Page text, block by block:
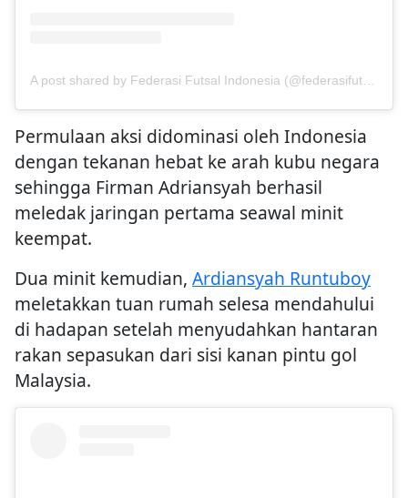
A post shared by Federasi Futsal Indonesia (@federasifutsal_id)
Permulaan aksi didominasi oleh Indonesia
dengan tekanan hebat ke arah kubu negara
sehingga Firman Adriansyah berhasil
meledak jaringan pertama seawal minit
keempat.
Dua minit kemudian, Ardiansyah Runtuboy
meletakkan tuan rumah selesa mendahului
di hadapan setelah menyudahkan hantaran
rakan sepasukan dari sisi kanan pintu gol
Malaysia.